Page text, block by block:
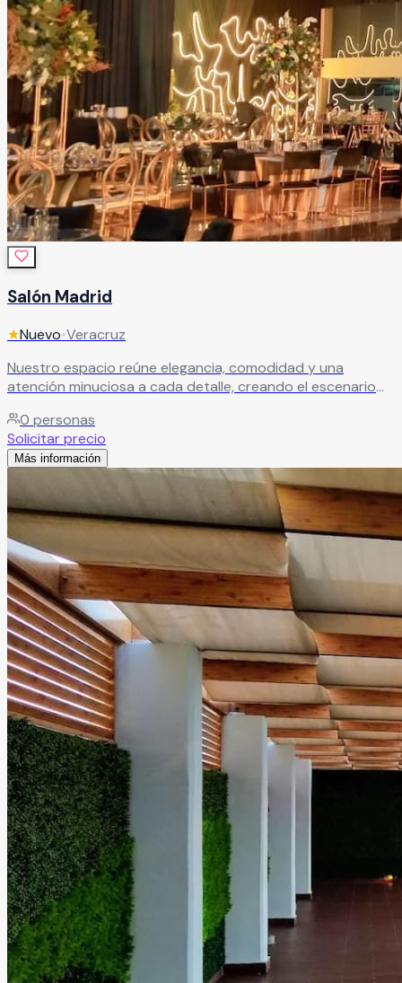
Salón Madrid
★Nuevo•Veracruz
Nuestro espacio reúne elegancia, comodidad y una
atención minuciosa a cada detalle, creando el escenario
experiencia única e inolvidable.
0 personas
Solicitar precio
Más información